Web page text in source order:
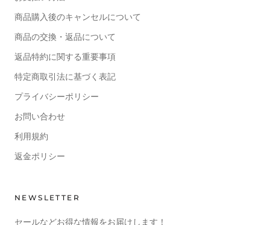
商品購入後のキャンセルについて
商品の交換・返品について
返品特約に関する重要事項
特定商取引法に基づく表記
プライバシーポリシー
お問い合わせ
利用規約
返金ポリシー
NEWSLETTER
セールなどお得な情報をお届けします！